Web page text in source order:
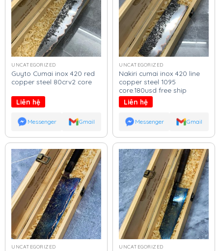
UNCATEGORIZED
Guyto Cumai inox 420 red
copper steel 80crv2 core
Liên hệ
Messenger Gmail
UNCATEGORIZED
Nakiri cumai inox 420 line
copper steel 1095
core.180usd free ship
Liên hệ
Messenger Gmail
UNCATEGORIZED UNCATEGORIZED